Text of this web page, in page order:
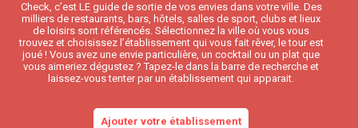
Check, c’est LE guide de sortie de vos envies dans votre ville. Des
milliers de restaurants, bars, hôtels, salles de sport, clubs et lieux
de loisirs sont référencés. Sélectionnez la ville où vous vous
trouvez et choisissez l’établissement qui vous fait rêver, le tour est
joué ! Vous avez une envie particulière, un cocktail ou un plat que
vous aimeriez dégustez ? Tapez-le dans la barre de recherche et
laissez-vous tenter par un établissement qui apparait.
Ajouter votre établissement